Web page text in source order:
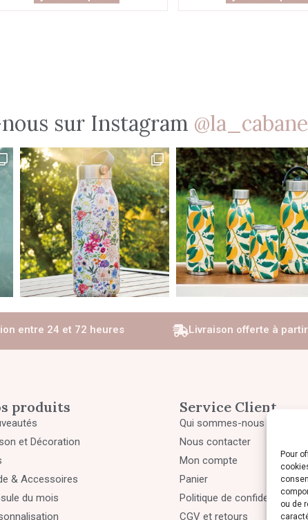
Pour
ou de
sur Instagram
entre 24 et 72 heures Livraison offerte à
produits
et Décoration
& Accessoires
du mois
Service Client
Qui sommes-nous
Nous contacter
Mon compte
Panier
Politique de confidentialité
CGV et retours